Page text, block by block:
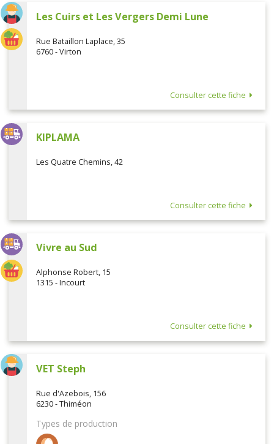
Les Cuirs et Les Vergers Demi Lune
Rue Bataillon Laplace, 35
6760 - Virton
Consulter cette fiche
KIPLAMA
Les Quatre Chemins, 42
Consulter cette fiche
Vivre au Sud
Alphonse Robert, 15
1315 - Incourt
Consulter cette fiche
VET Steph
Rue d'Azebois, 156
6230 - Thiméon
Types de production